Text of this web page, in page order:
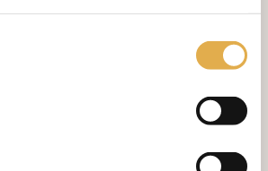
ompelupalvelu